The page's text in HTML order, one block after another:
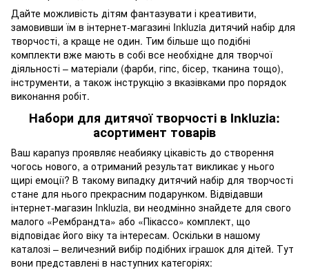
Дайте можливість дітям фантазувати і креативити,
замовивши їм в інтернет-магазині Inkluzia дитячий набір для
творчості, а краще не один. Тим більше що подібні
комплекти вже мають в собі все необхідне для творчої
діяльності – матеріали (фарби, гіпс, бісер, тканина тощо),
інструменти, а також інструкцію з вказівками про порядок
виконання робіт.
Набори для дитячої творчості в Inkluzia:
асортимент товарів
Ваш карапуз проявляє неабияку цікавість до створення
чогось нового, а отриманий результат викликає у нього
щирі емоції? В такому випадку дитячий набір для творчості
стане для нього прекрасним подарунком. Відвідавши
інтернет-магазин Inkluzia, ви неодмінно знайдете для свого
малого «Рембрандта» або «Пікассо» комплект, що
відповідає його віку та інтересам. Оскільки в нашому
каталозі – величезний вибір подібних іграшок для дітей. Тут
вони представлені в наступних категоріях: